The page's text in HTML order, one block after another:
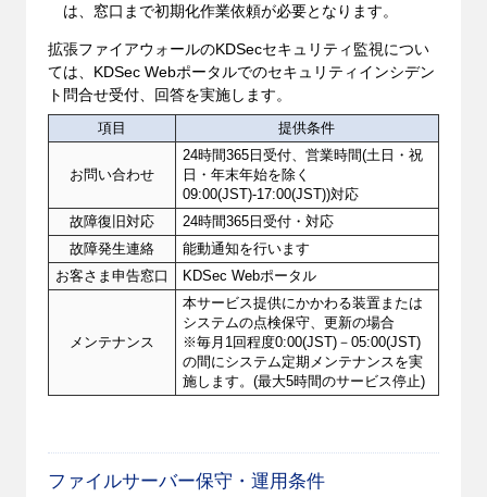
は、窓口まで初期化作業依頼が必要となります。
拡張ファイアウォールのKDSecセキュリティ監視につい
ては、KDSec Webポータルでのセキュリティインシデン
ト問合せ受付、回答を実施します。
項目 提供条件
お問い合わせ
24時間365日受付、営業時間(土日・祝
日・年末年始を除く
09:00(JST)-17:00(JST))対応
故障復旧対応
24時間365日受付・対応
故障発生連絡
能動通知を行います
お客さま申告窓口
KDSec Webポータル
メンテナンス
本サービス提供にかかわる装置または
システムの点検保守、更新の場合
※毎月1回程度0:00(JST)－05:00(JST)
の間にシステム定期メンテナンスを実
施します。(最大5時間のサービス停止)
ファイルサーバー保守・運用条件